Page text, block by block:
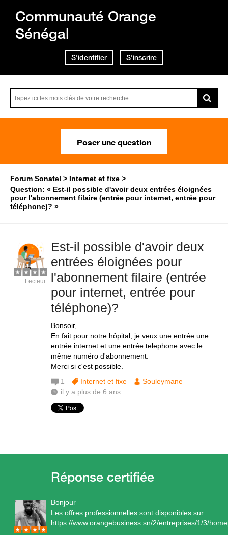
Communauté Orange
Sénégal
S'identifier S'inscrire
Poser une question
Forum Sonatel
Internet et fixe
Question: « Est-il possible d'avoir deux entrées éloignées
pour l'abonnement filaire (entrée pour internet, entrée pour
téléphone)? »
Est-il possible d'avoir deux
entrées éloignées pour
l'abonnement filaire (entrée
pour internet, entrée pour
téléphone)?
Bonsoir,
En fait pour notre hôpital, je veux une entrée une
entrée internet et une entrée telephone avec le
même numéro d'abonnement.
Merci si c'est possible.
Lecteur
1 Internet et fixe
Souleymane
il y a plus de 6 ans
Bonjour
Les offres professionnelles sont disponibles sur
https://www.orangebusiness.sn/2/entreprises/1/3/